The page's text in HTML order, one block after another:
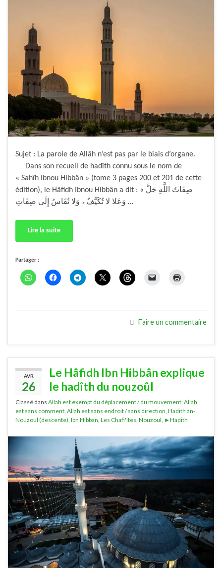
Sujet : La parole de Allâh n’est pas par le biais d’organe.
Dans son recueil de hadîth connu sous le nom de
« Sahîh Ibnou Hibbân » (tome 3 pages 200 et 201 de cette
édition), le Hâfidh Ibnou Hibbân a dit : « صِفَاتُ اللَّهِ جَلَّ
وَعَلا لا تُكَيَّفُ ، وَلا تُقَاسُ إِلَى صِفَاتِ …
Lire la suite
Partager :
Faire un commentaire
AVR
26
Le Hâfidh Ibn Hibbân explique
le hadîth du nouzoûl
Classé dans Allah est exempt du déplacement / du mouvement Allah
est sans comment Allah est sans endroit / sans direction Hadith an-
Nouzoul (descente) Ibn Hibban Les Chafi'ites Nouzoul ►Hadith